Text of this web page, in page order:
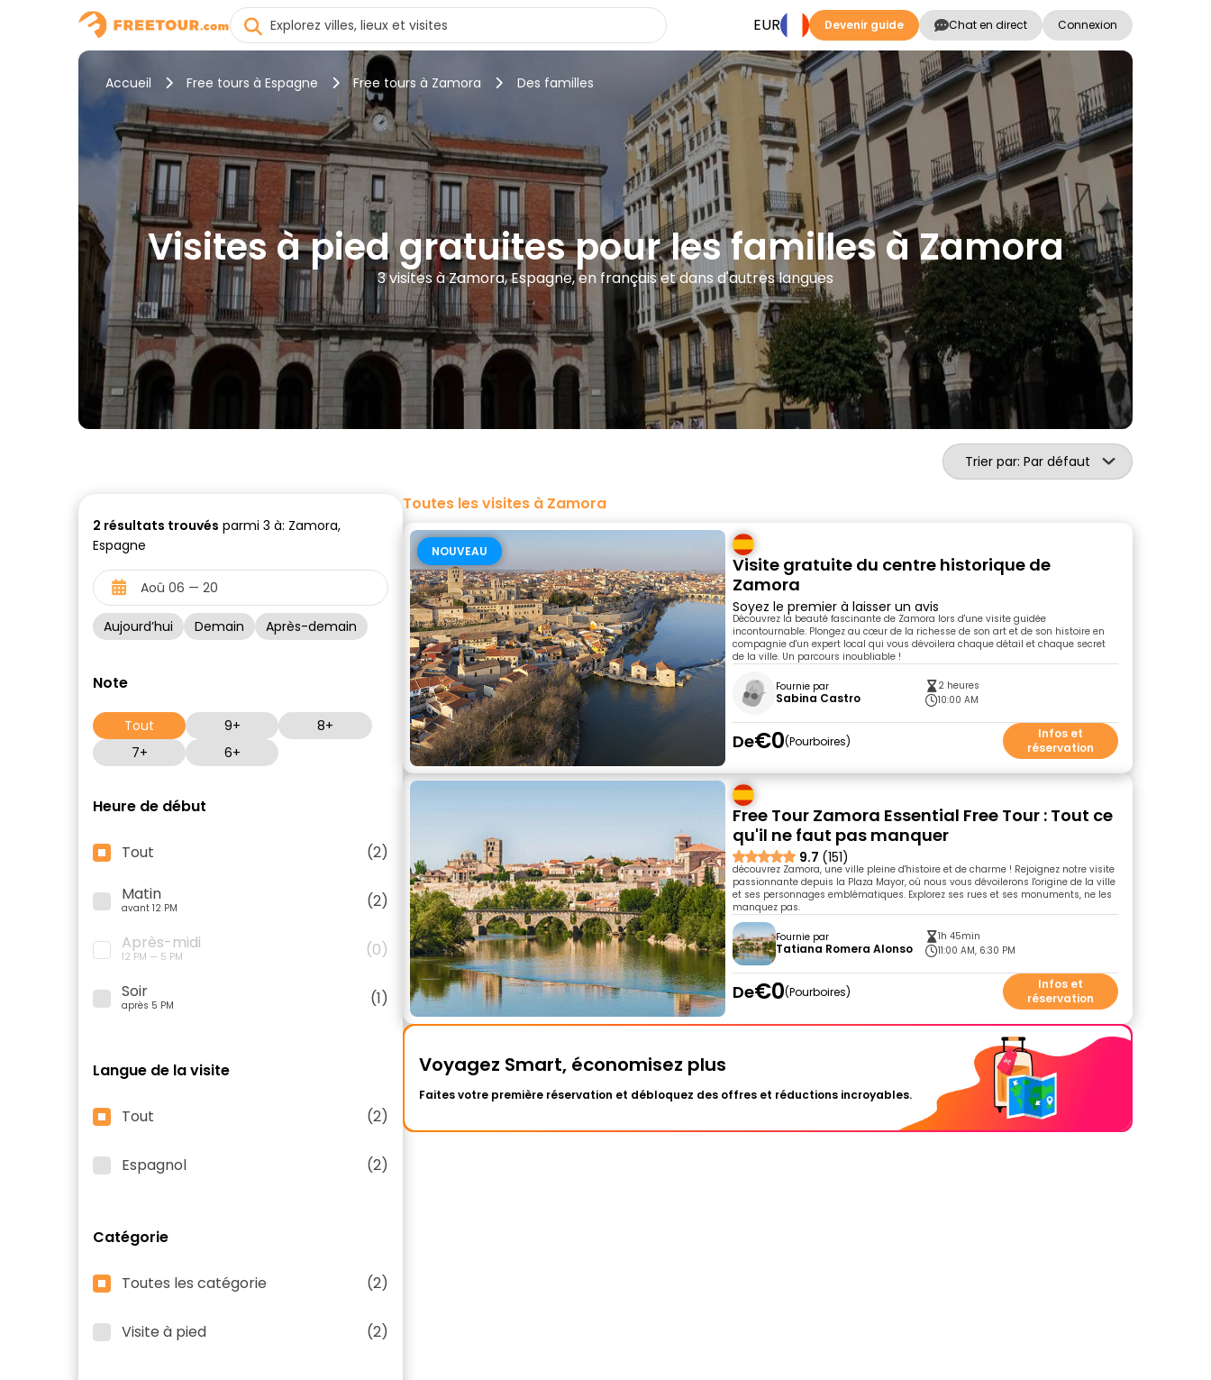
EUR Devenir guide Chat en direct Connexion
Accueil Free tours à Espagne Free tours à Zamora Des familles
Visites à pied gratuites pour les familles à Zamora
3 visites à Zamora, Espagne, en français et dans d'autres langues
Trier par: Par défaut
2 résultats trouvés parmi 3 à: Zamora,
Espagne
Aujourd’hui Demain Après-demain
Note
Tout 9+
8+
7+
6+
Heure de début
Tout
(2)
Matin
avant 12 PM
(2)
Après-midi
12 PM — 5 PM
(0)
Soir
après 5 PM (1)
Langue de la visite
Tout (2)
Espagnol (2)
Catégorie
Toutes les catégorie (2)
Visite à pied (2)
Toutes les visites à Zamora
NOUVEAU
Visite gratuite du centre historique de
Zamora
Soyez le premier à laisser un avis
Découvrez la beauté fascinante de Zamora lors d'une visite guidée
incontournable. Plongez au cœur de la richesse de son art et de son histoire en
compagnie d'un expert local qui vous dévoilera chaque détail et chaque secret
de la ville. Un parcours inoubliable !
Fournie par
Sabina Castro
2 heures
10:00 AM
De€0 Pourboires
Infos et
réservation
Free Tour Zamora Essential Free Tour : Tout ce
qu'il ne faut pas manquer
9.7 (151)
découvrez Zamora, une ville pleine d'histoire et de charme ! Rejoignez notre visite
passionnante depuis la Plaza Mayor, où nous vous dévoilerons l'origine de la ville
et ses personnages emblématiques. Explorez ses rues et ses monuments, ne les
manquez pas.
Fournie par
Tatiana Romera Alonso
1h 45min
11:00 AM, 6:30 PM
De€0 Pourboires
Infos et
réservation
Voyagez Smart, économisez plus
Faites votre première réservation et débloquez des offres et réductions incroyables.